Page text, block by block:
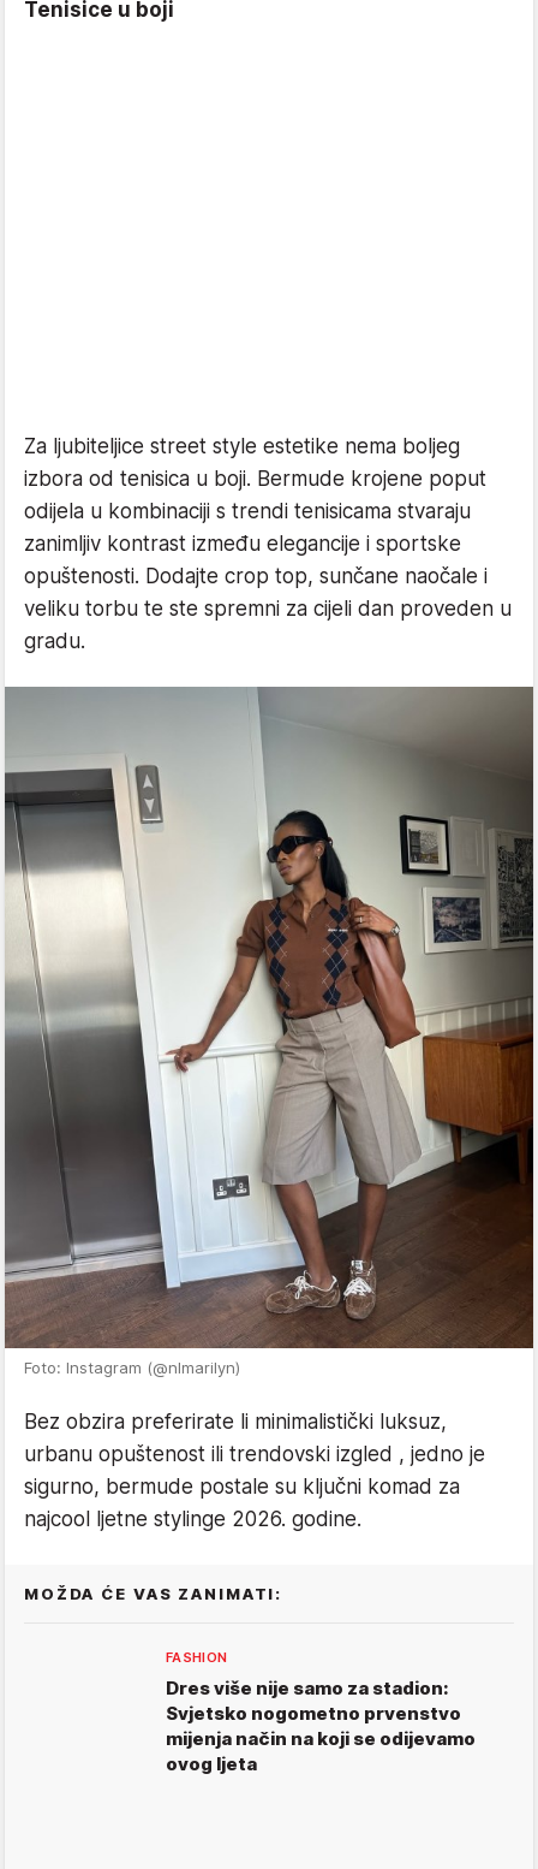
Tenisice u boji
Za ljubiteljice street style estetike nema boljeg
izbora od tenisica u boji. Bermude krojene poput
odijela u kombinaciji s trendi tenisicama stvaraju
zanimljiv kontrast između elegancije i sportske
opuštenosti. Dodajte crop top, sunčane naočale i
veliku torbu te ste spremni za cijeli dan proveden u
gradu.
Foto: Instagram (@nlmarilyn)
Bez obzira preferirate li minimalistički luksuz,
urbanu opuštenost ili trendovski izgled , jedno je
sigurno, bermude postale su ključni komad za
najcool ljetne stylinge 2026. godine.
MOŽDA ĆE VAS ZANIMATI:
FASHION
Dres više nije samo za stadion:
Svjetsko nogometno prvenstvo
mijenja način na koji se odijevamo
ovog ljeta